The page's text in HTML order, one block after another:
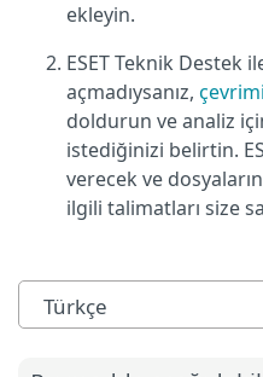
ekleyin.
ESET Teknik Destek
açmadıysanız,
doldurun ve analiz
istediğinizi belirtin.
verecek ve
ilgili talimatları size
Türkçe